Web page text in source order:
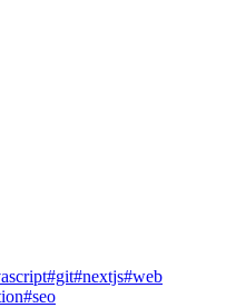
#git#nextjs#web
#seo